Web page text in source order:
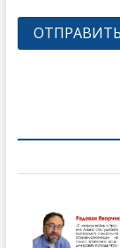
записям